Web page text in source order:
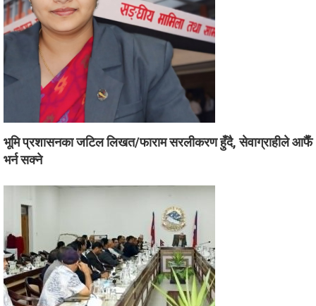
भूमि प्रशासनका जटिल लिखत/फाराम सरलीकरण हुँदै, सेवाग्राहीले आफैँ
भर्न सक्ने